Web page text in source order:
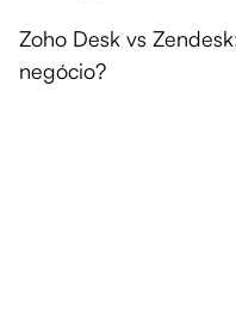
Zoho Desk vs
negócio?